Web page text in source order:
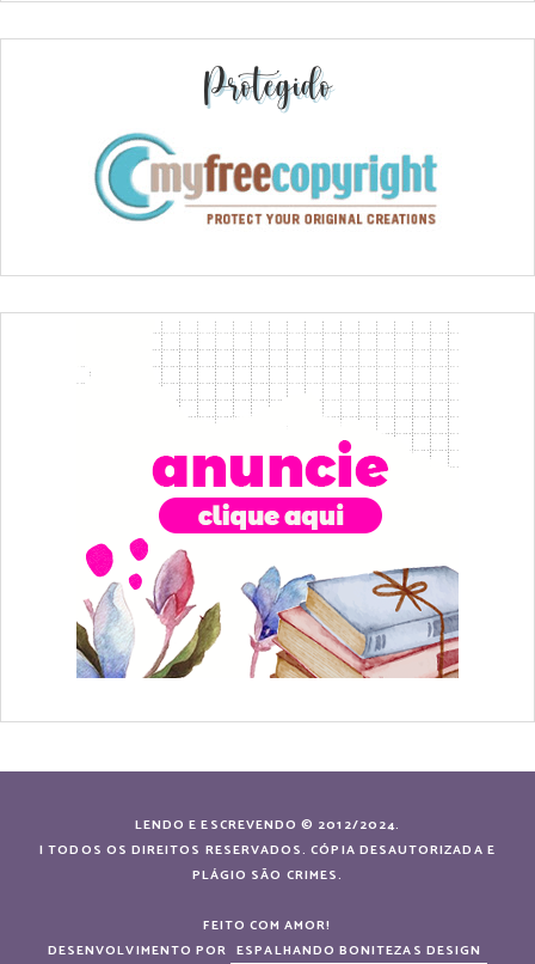
Protegido
LENDO E ESCREVENDO © 2012/2024.
| TODOS OS DIREITOS RESERVADOS. CÓPIA DESAUTORIZADA E
PLÁGIO SÃO CRIMES.
FEITO COM AMOR!
DESENVOLVIMENTO POR ESPALHANDO BONITEZAS DESIGN